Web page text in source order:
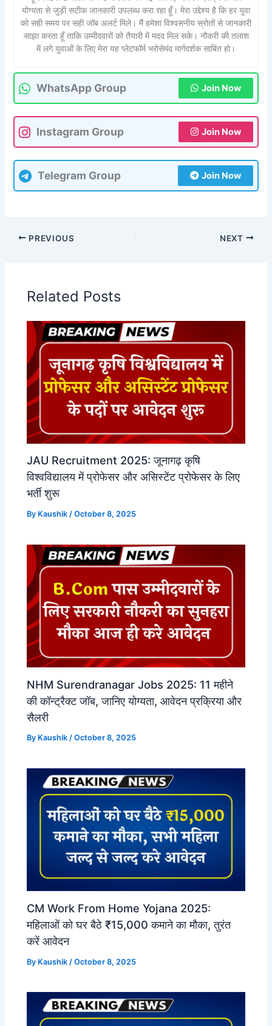
योग्यता से जुड़ी सटीक जानकारी उपलब्ध करा रहा हूँ। मेरा उद्देश्य है कि हर युवा
को सही समय पर सही जॉब अलर्ट मिले। मैं हमेशा विश्वसनीय स्रोतों से जानकारी
साझा करता हूँ ताकि उम्मीदवारों को तैयारी में मदद मिल सके। नौकरी की तलाश
में लगे युवाओं के लिए मेरा यह प्लेटफॉर्म भरोसेमंद मार्गदर्शक साबित हो।
WhatsApp Group Join Now
Instagram Group Join Now
Telegram Group Join Now
PREVIOUS NEXT
Related Posts
JAU Recruitment 2025: जूनागढ़ कृषि
विश्वविद्यालय में प्रोफेसर और असिस्टेंट प्रोफेसर के लिए
भर्ती शुरू
By Kaushik/October 8, 2025
NHM Surendranagar Jobs 2025: 11 महीने
की कॉन्ट्रैक्ट जॉब, जानिए योग्यता, आवेदन प्रक्रिया और
सैलरी
By Kaushik/October 8, 2025
CM Work From Home Yojana 2025:
महिलाओं को घर बैठे ₹15,000 कमाने का मौका, तुरंत
करें आवेदन
By Kaushik /October 8, 2025